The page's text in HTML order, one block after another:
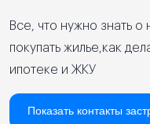
Все, что нужно знать о
покупать жилье,как
ипотеке и ЖКУ
Показать контакты